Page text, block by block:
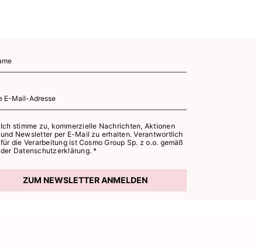
Ich stimme zu, kommerzielle Nachrichten, Aktionen
und Newsletter per E-Mail zu erhalten. Verantwortlich
für die Verarbeitung ist Cosmo Group Sp. z o.o. gemäß
der Datenschutzerklärung. *
ZUM NEWSLETTER ANMELDEN